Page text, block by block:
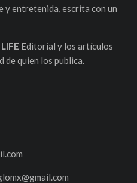
entretenida, escrita con un
Editorial y los artículos
quien los publica.